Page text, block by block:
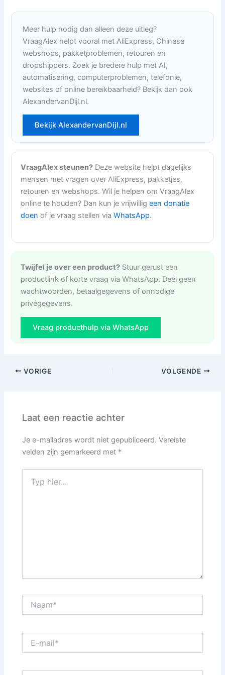
Meer hulp nodig dan alleen deze uitleg?
VraagAlex helpt vooral met AliExpress, Chinese
webshops, pakketproblemen, retouren en
dropshippers. Zoek je bredere hulp met AI,
automatisering, computerproblemen, telefonie,
websites of online bereikbaarheid? Bekijk dan ook
AlexandervanDijl.nl.
Bekijk AlexandervanDijl.nl
VraagAlex steunen? Deze website helpt dagelijks
mensen met vragen over AliExpress, pakketjes,
retouren en webshops. Wil je helpen om VraagAlex
online te houden? Dan kun je vrijwilligeen donatie
doen of je vraag stellen viaWhatsApp.
Twijfel je over een product? Stuur gerust een
productlink of korte vraag via WhatsApp. Deel geen
wachtwoorden, betaalgegevens of onnodige
privégegevens.
Vraag producthulp via WhatsApp
VORIGE VOLGENDE
Laat een reactie achter
Je e-mailadres wordt niet gepubliceerd. Vereiste
velden zijn gemarkeerd met *
hier...
mail*